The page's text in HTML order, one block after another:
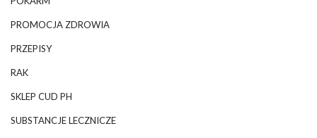
PROMOCJA ZDROWIA
PRZEPISY
RAK
SKLEP CUD PH
SUBSTANCJE LECZNICZE